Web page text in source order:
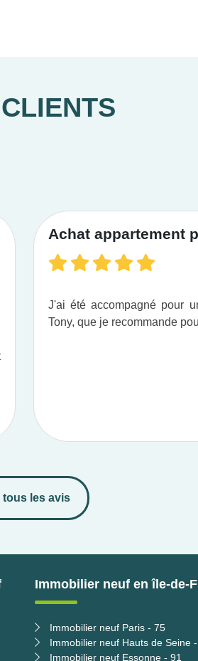
Achat appartement
J'ai été accompagné pour
Tony, que je recommande
tous les avis
Immobilier neuf en île-de-
Immobilier neuf Paris - 75
Immobilier neuf Hauts de Seine
Immobilier neuf Essonne - 91